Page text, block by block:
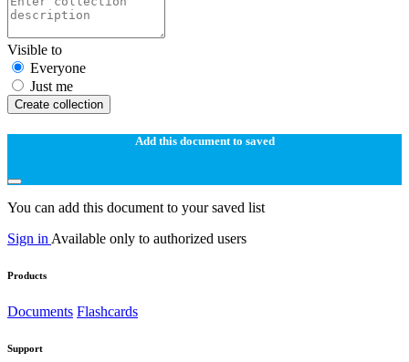
Visible to
Everyone
Just me
Create collection
Add this document to saved
You can add this document to your saved list
Sign in Available only to authorized users
Products
Documents Flashcards
Support